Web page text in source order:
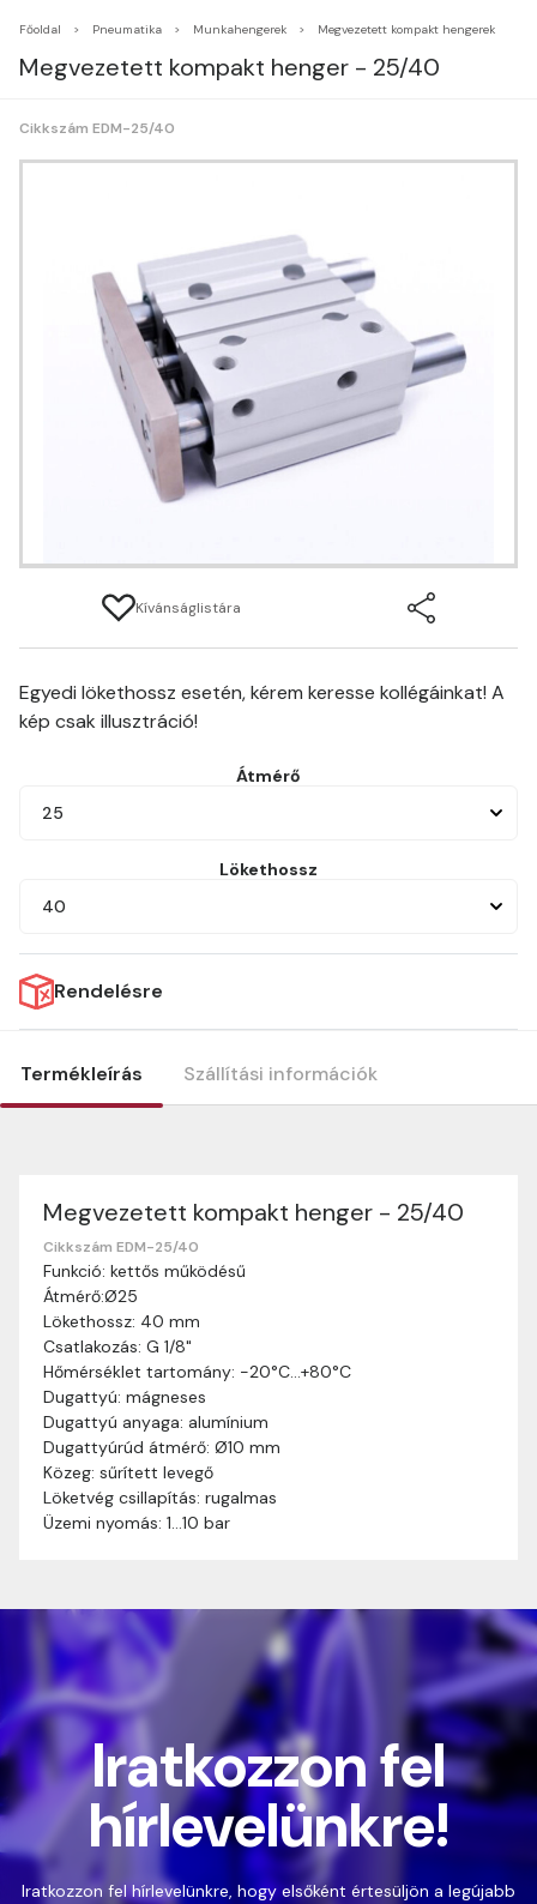
Főoldal Pneumatika Munkahengerek Megvezetett kompakt hengerek
Megvezetett kompakt henger - 25/40
Cikkszám EDM-25/40
Kívánságlistára
Egyedi lökethossz esetén, kérem keresse kollégáinkat! A
kép csak illusztráció!
Átmérő
25
Lökethossz
40
Rendelésre
Termékleírás Szállítási információk
Megvezetett kompakt henger - 25/40
Cikkszám EDM-25/40
Funkció: kettős működésű
Átmérő:Ø25
Lökethossz: 40 mm
Csatlakozás: G 1/8"
Hőmérséklet tartomány: -20°C…+80°C
Dugattyú: mágneses
Dugattyú anyaga: alumínium
Dugattyúrúd átmérő: Ø10 mm
Közeg: sűrített levegő
Löketvég csillapítás: rugalmas
Üzemi nyomás: 1…10 bar
Szállítási információk
Nagyon köszönjük, hogy webshopunkat választottátok
vásárlásaitokhoz. Az alábbiakban megtaláljátok szállítási
információinkat, hogy a vásárlásotok gördülékenyen és
zökkenőmentesen történhessen.
Szállítási idő:Általában a megrendeléseket 2-5
munkanapon belül kézbesítjük. Amennyiben
valamilyen okból kifolyólag a szállítás hosszabb
ideig tart, előre értesítünk benneteket.
Szállítási díj:A szállítási díj függ a termék súlyától
és a szállítási cím távolságától. A pontos szállítási
díjat a vásárlás folyamata során megtekinthetitek,
Iratkozzon fel
hírlevelünkre!
Iratkozzon fel hírlevelünkre, hogy elsőként értesüljön a legújabb